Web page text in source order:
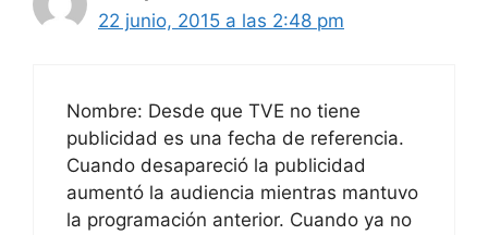
22 junio, 2015 a las 2:48 pm
Nombre: Desde que TVE no tiene
publicidad es una fecha de referencia.
Cuando desapareció la publicidad
aumentó la audiencia mientras mantuvo
la programación anterior. Cuando ya no